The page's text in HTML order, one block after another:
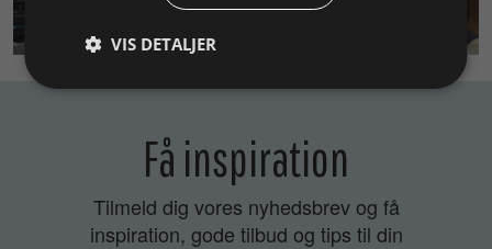
SMYKKEKURSER
Få inspiration
Tilmeld dig vores nyhedsbrev og få
inspiration, gode tilbud og tips til din
VIS DETALJER